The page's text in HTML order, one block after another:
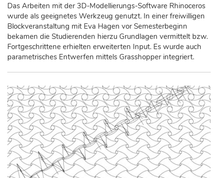
Das Arbeiten mit der 3D-Modellierungs-Software Rhinoceros
wurde als geeignetes Werkzeug genutzt. In einer freiwilligen
Blockveranstaltung mit Eva Hagen vor Semesterbeginn
bekamen die Studierenden hierzu Grundlagen vermittelt bzw.
Fortgeschrittene erhielten erweiterten Input. Es wurde auch
parametrisches Entwerfen mittels Grasshopper integriert.